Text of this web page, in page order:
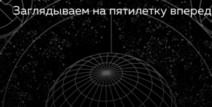
Заглядываем на пятилетку вперед